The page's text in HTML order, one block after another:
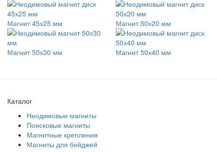
Магнит 45х25 мм Магнит 50х20 мм
Магнит 50х30 мм Магнит 50х40 мм
Каталог
Неодимовые магниты
Поисковые магниты
Магнитные крепления
Магниты для бейджей